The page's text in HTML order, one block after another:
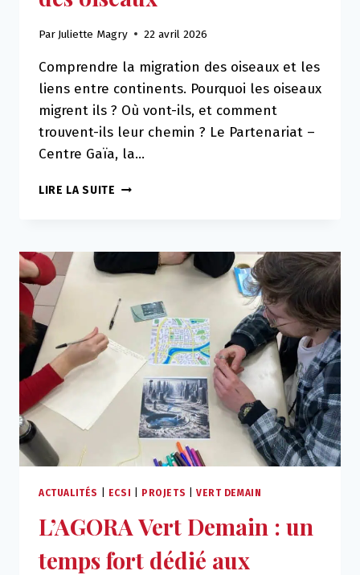
Par Juliette Magry 22 avril 2026
Comprendre la migration des oiseaux et les
liens entre continents. Pourquoi les oiseaux
migrent ils ? Où vont-ils, et comment
trouvent-ils leur chemin ? Le Partenariat –
Centre Gaïa, la…
LIRE LA SUITE A
LE
VOYAGE
OISEAUX
ACTUALITÉS ECSI PROJETS VERT DEMAIN
L’AGORA Vert Demain : un
temps fort dédié aux